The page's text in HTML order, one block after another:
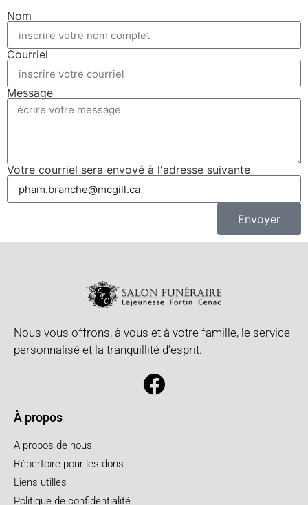
Nom
Courriel
Message
Votre courriel sera envoyé à l'adresse suivante
Envoyer
Nous vous offrons, à vous et à votre famille, le service
personnalisé et la tranquillité d’esprit.
À propos
A propos de nous
Répertoire pour les dons
Liens utilles
Politique de confidentialité